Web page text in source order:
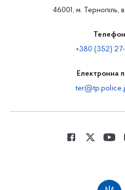
46001, м. Тернопіль,
Телефон
+380 (352)
Електронна